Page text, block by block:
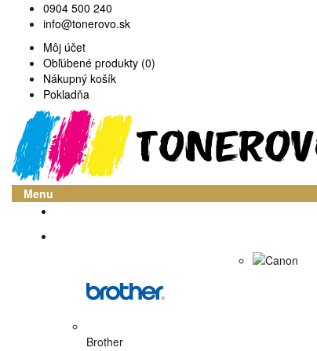
0904 500 240
info@tonerovo.sk
Môj účet
Obľúbené produkty (0)
Nákupný košík
Pokladňa
Menu
Brother
Canon